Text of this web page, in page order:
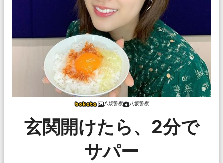
八坂警察 八坂警察
玄関開けたら、2分で
サパー